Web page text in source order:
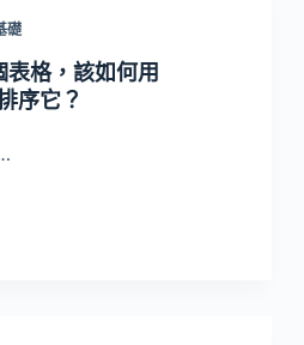
礎
格，該如何用
序它？